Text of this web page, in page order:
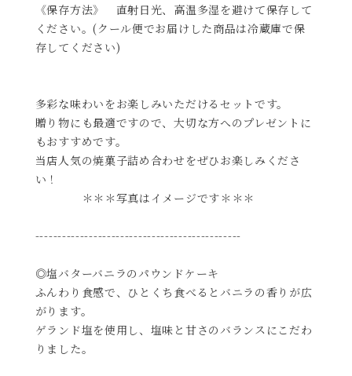
《保存方法》 直射日光、高温多湿を避けて保存して
ください。(クール便でお届けした商品は冷蔵庫で保
存してください)
多彩な味わいをお楽しみいただけるセットです。
贈り物にも最適ですので、大切な方へのプレゼントに
もおすすめです。
当店人気の焼菓子詰め合わせをぜひお楽しみくださ
い！
＊＊＊写真はイメージです＊＊＊
----------------------------------------------
◎塩バターバニラのパウンドケーキ
ふんわり食感で、ひとくち食べるとバニラの香りが広
がります。
ゲランド塩を使用し、塩味と甘さのバランスにこだわ
りました。